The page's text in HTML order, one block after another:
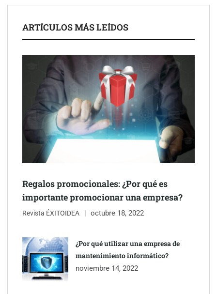
ARTÍCULOS MÁS LEÍDOS
Regalos promocionales: ¿Por qué es
importante promocionar una empresa?
Revista ÉXITOIDEA octubre 18, 2022
¿Por qué utilizar una empresa de
mantenimiento informático?
noviembre 14, 2022